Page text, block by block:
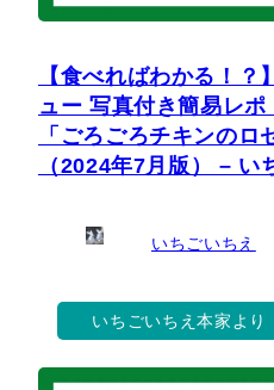
【食べればわかる！
ュー 写真付き簡易レポ
「ごろごろチキンの
（2024年7月版） – い
いちごいちえ
いちごいちえ本家より